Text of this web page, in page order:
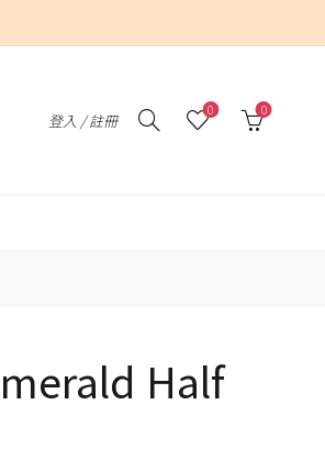
登入 / 註冊
0 0
Half